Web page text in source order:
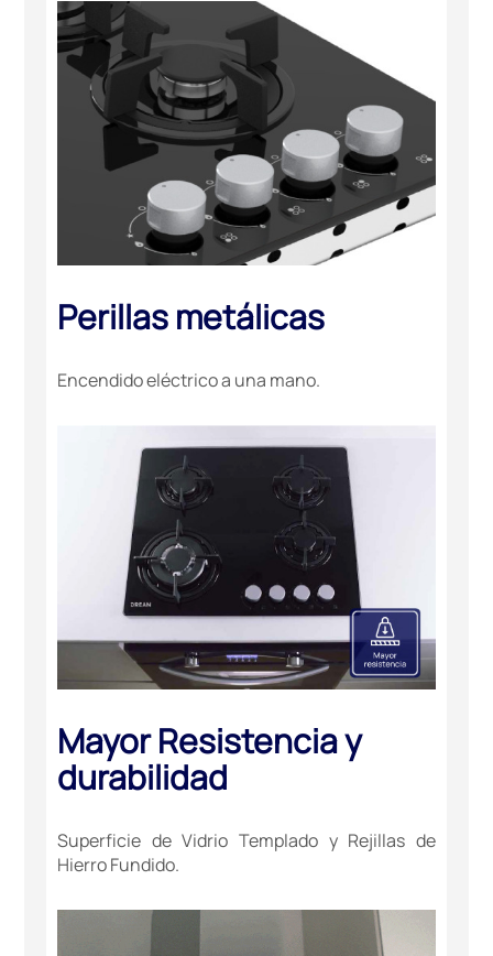
Perillas metálicas
Encendido eléctrico a una mano.
Mayor Resistencia y
durabilidad
Superficie de Vidrio Templado y Rejillas de
Hierro Fundido.